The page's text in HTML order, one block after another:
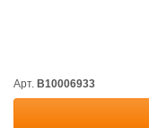
Арт. B10006933